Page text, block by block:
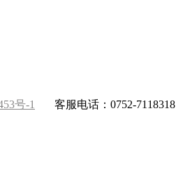
号-1 客服电话：0752-7118318